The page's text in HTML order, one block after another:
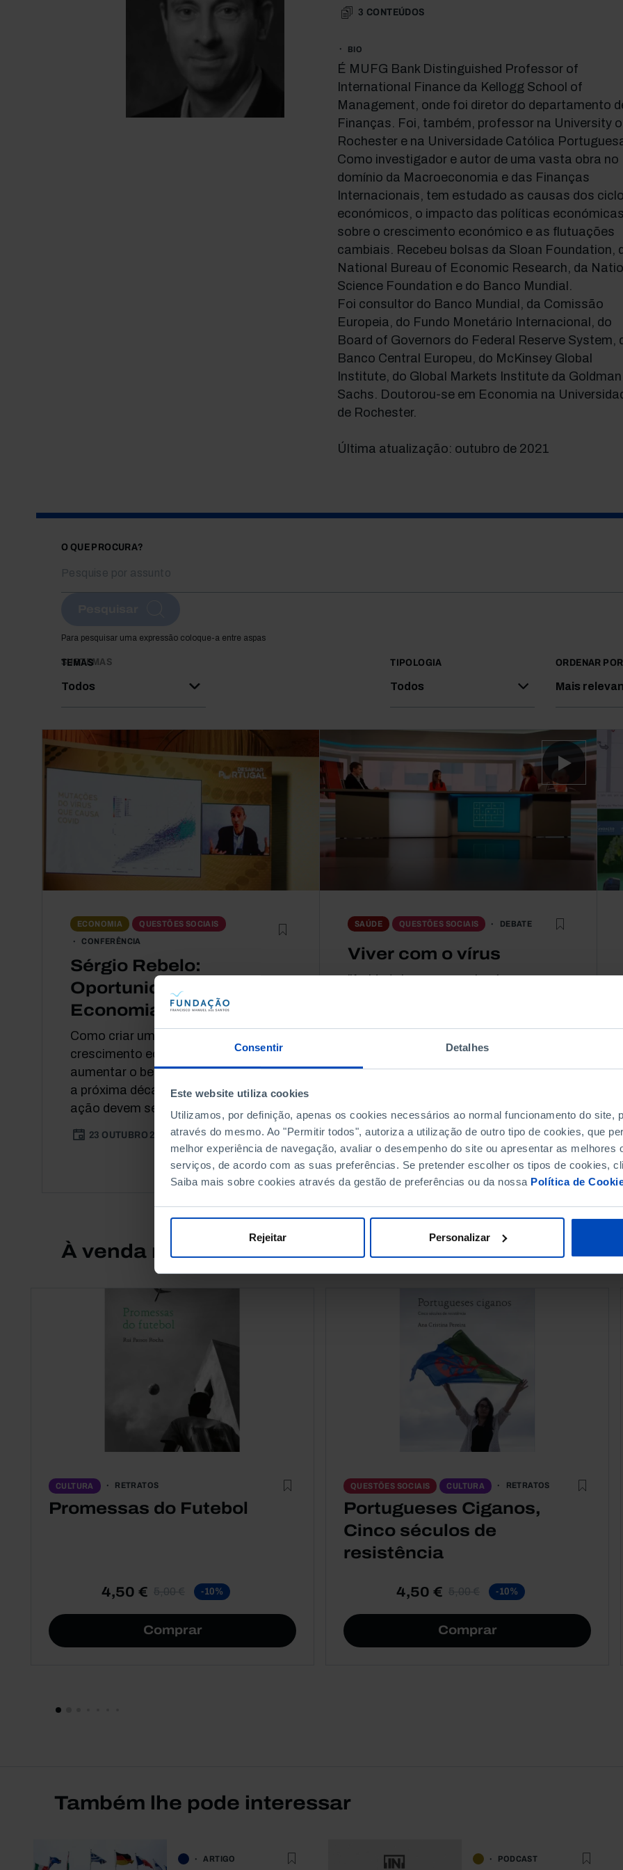
Consentir Detalhes
Este website utiliza cookies
Utilizamos, por definição, apenas os cookies necessários ao normal funcionamento do site,
através do mesmo. Ao "Permitir todos", autoriza a utilização de outro tipo de cookies, que
melhor experiência de navegação, avaliar o desempenho do site ou apresentar as melhores
serviços, de acordo com as suas preferências. Se pretender escolher os tipos de cookies,
Saiba mais sobre cookies através da gestão de preferências ou da nossa Política de
Rejeitar Personalizar
3 CONTEÚDOS
BIO
É MUFG Bank Distinguished Professor of
International Finance da Kellogg School of
Management, onde foi diretor do departamento
Finanças. Foi, também, professor na University
Rochester e na Universidade Católica
Como investigador e autor de uma vasta obra no
domínio da Macroeconomia e das Finanças
Internacionais, tem estudado as causas dos
económicos, o impacto das políticas
sobre o crescimento económico e as flutuações
cambiais. Recebeu bolsas da Sloan Foundation,
National Bureau of Economic Research, da
Science Foundation e do Banco Mundial.
Foi consultor do Banco Mundial, da Comissão
Europeia, do Fundo Monetário Internacional, do
Board of Governors do Federal Reserve System,
Banco Central Europeu, do McKinsey Global
Institute, do Global Markets Institute da Goldman
Sachs. Doutorou-se em Economia na
de Rochester.
Última atualização: outubro de 2021
O QUE PROCURA?
Para pesquisar uma expressão coloque-a entre aspas
TEMAS
Todos
SUBTEMAS TIPOLOGIA
Todos
ORDENAR POR
Mais
ECONOMIA
QUESTÕES SOCIAIS
CONFERÊNCIA
Sérgio Rebelo:
Oportunidades da
Economia Portuguesa
Como criar um novo modelo de
crescimento económico que permita
aumentar o bem-estar social durante
a próxima década? Que áreas de
ação devem ser...
23 OUTUBRO 2021 30 MIN
SAÚDE QUESTÕES SOCIAIS DEBATE
Viver com o vírus
"A vida tal como a conhecíamos
SARS-COV-2. A doença que provoca
À venda na Livraria
CULTURA RETRATOS
Promessas do Futebol
4,50 € 5,00 € -10%
Comprar
QUESTÕES SOCIAIS CULTURA RETRATOS
Portugueses Ciganos,
Cinco séculos de
resistência
4,50 € 5,00 € -10%
Comprar
Também lhe pode interessar
ARTIGO PODCAST